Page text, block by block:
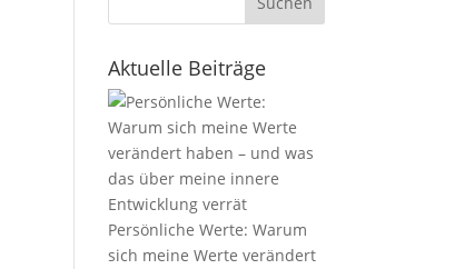
Aktuelle Beiträge
Persönliche Werte: Warum
sich meine Werte verändert